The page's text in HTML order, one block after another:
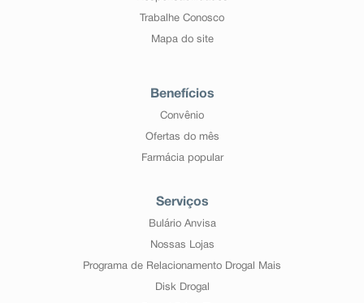
Trabalhe Conosco
Mapa do site
Benefícios
Convênio
Ofertas do mês
Farmácia popular
Serviços
Bulário Anvisa
Nossas Lojas
Programa de Relacionamento Drogal Mais
Disk Drogal